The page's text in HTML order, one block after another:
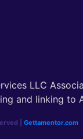
LLC
and linking to
| Gettamentor.com